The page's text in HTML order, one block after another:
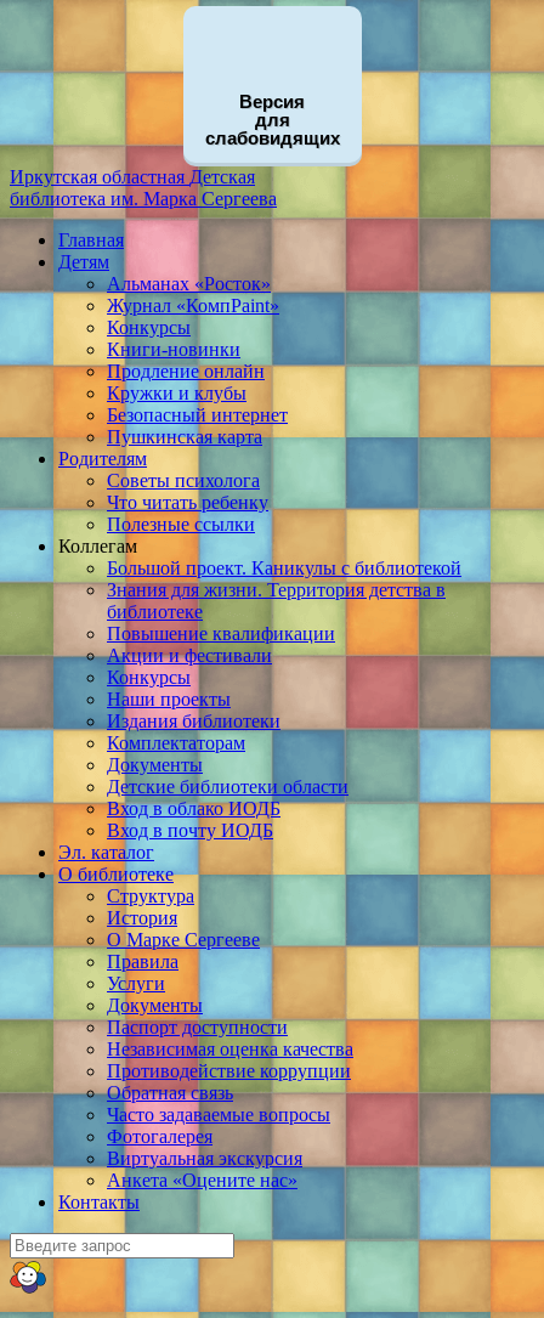
Версия
для
слабовидящих
Иркутская областная Детская
библиотека им. Марка Сергеева
Главная
Детям
Альманах «Росток»
Журнал «КомпPaint»
Конкурсы
Книги-новинки
Продление онлайн
Кружки и клубы
Безопасный интернет
Пушкинская карта
Родителям
Советы психолога
Что читать ребенку
Полезные ссылки
Коллегам
Большой проект. Каникулы с библиотекой
Знания для жизни. Территория детства в
библиотеке
Повышение квалификации
Акции и фестивали
Конкурсы
Наши проекты
Издания библиотеки
Комплектаторам
Документы
Детские библиотеки области
Вход в облако ИОДБ
Вход в почту ИОДБ
Эл. каталог
О библиотеке
Структура
История
О Марке Сергееве
Правила
Услуги
Документы
Паспорт доступности
Независимая оценка качества
Противодействие коррупции
Обратная связь
Часто задаваемые вопросы
Фотогалерея
Виртуальная экскурсия
Анкета «Оцените нас»
Контакты